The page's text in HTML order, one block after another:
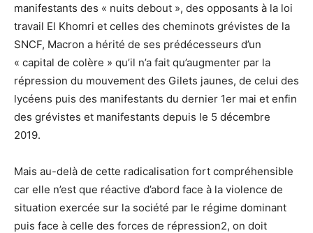
manifestants des « nuits debout », des opposants à la loi
travail El Khomri et celles des cheminots grévistes de la
SNCF, Macron a hérité de ses prédécesseurs d’un
« capital de colère » qu’il n’a fait qu’augmenter par la
répression du mouvement des Gilets jaunes, de celui des
lycéens puis des manifestants du dernier 1er mai et enfin
des grévistes et manifestants depuis le 5 décembre
2019.
Mais au-delà de cette radicalisation fort compréhensible
car elle n’est que réactive d’abord face à la violence de
situation exercée sur la société par le régime dominant
puis face à celle des forces de répression2, on doit